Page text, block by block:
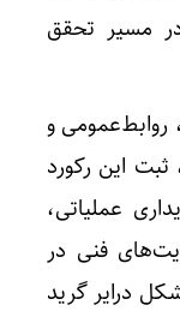
در مسیر تحقق
روابط‌عمومی و
این رکورد
عملیاتی،
فنی در
درایر گرید